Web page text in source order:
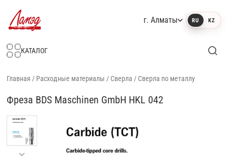
г. Алматы RU KZ
КАТАЛОГ
Главная / Расходные материалы / Сверла / Сверла по металлу
Фреза BDS Maschinen GmbH HKL 042